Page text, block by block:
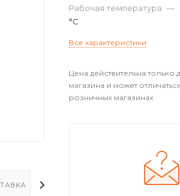
Рабочая температура —
°C
Все характеристики
Цена действительна только
магазина и может
розничных магазинах